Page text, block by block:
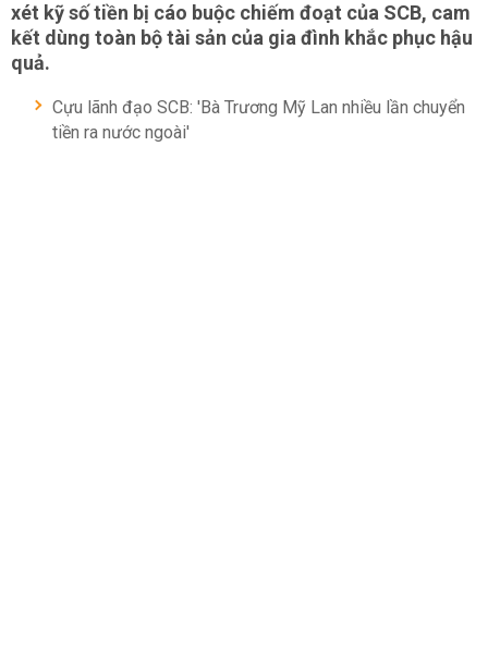
xét kỹ số tiền bị cáo buộc chiếm đoạt của SCB, cam
kết dùng toàn bộ tài sản của gia đình khắc phục hậu
quả.
Cựu lãnh đạo SCB: 'Bà Trương Mỹ Lan nhiều lần chuyển
tiền ra nước ngoài'